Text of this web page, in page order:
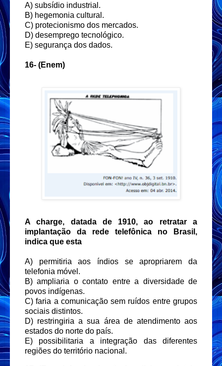
A) subsídio industrial.
B) hegemonia cultural.
C) protecionismo dos mercados.
D) desemprego tecnológico.
E) segurança dos dados.
16- (Enem)
A charge, datada de 1910, ao retratar a
implantação da rede telefônica no Brasil,
indica que esta
A) permitiria aos índios se apropriarem da
telefonia móvel.
B) ampliaria o contato entre a diversidade de
povos indígenas.
C) faria a comunicação sem ruídos entre grupos
sociais distintos.
D) restringiria a sua área de atendimento aos
estados do norte do país.
E) possibilitaria a integração das diferentes
regiões do território nacional.